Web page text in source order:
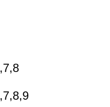
欣潼体验爱情哲学